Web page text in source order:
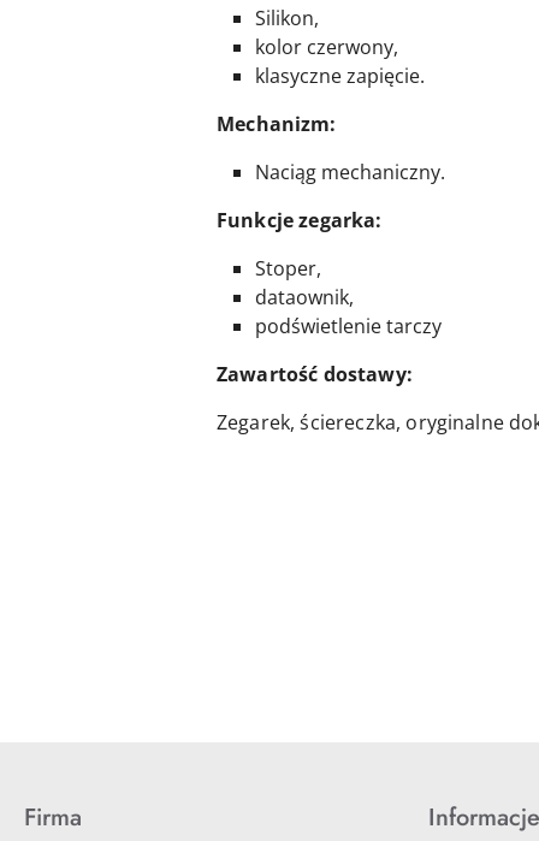
Silikon,
kolor czerwony,
klasyczne zapięcie.
Mechanizm:
Naciąg mechaniczny.
Funkcje zegarka:
Stoper,
dataownik,
podświetlenie tarczy
Zawartość dostawy:
Zegarek, ściereczka, oryginalne
Firma Informacje